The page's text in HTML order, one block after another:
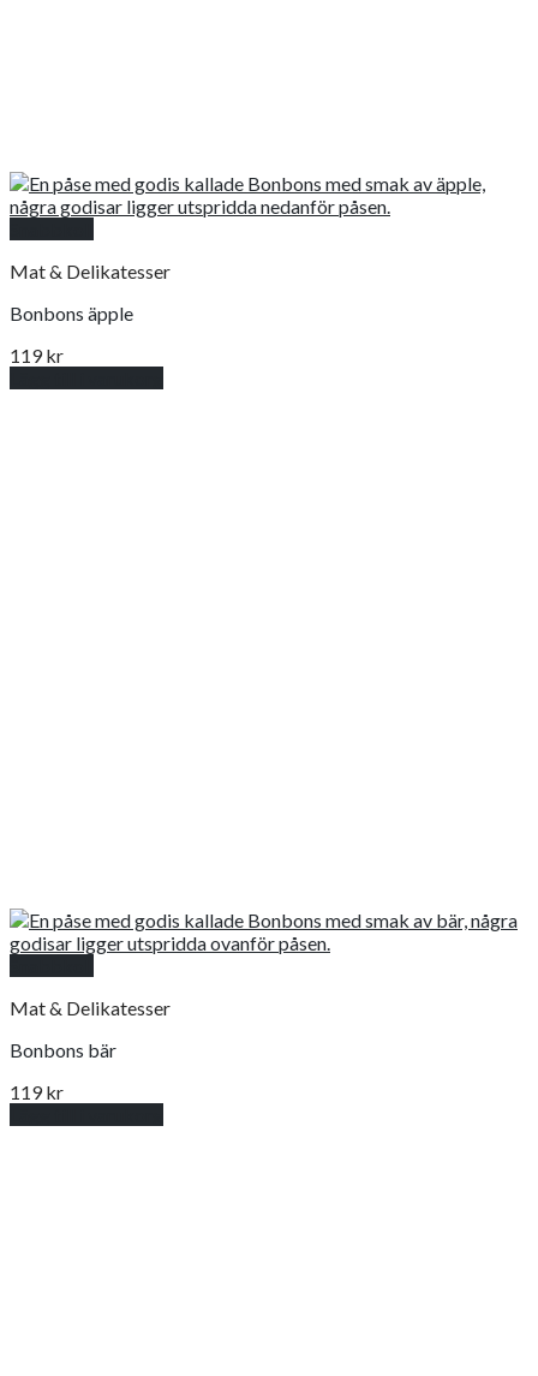
Mat & Delikatesser
Bonbons äpple
119kr
Mat & Delikatesser
Bonbons bär
119kr